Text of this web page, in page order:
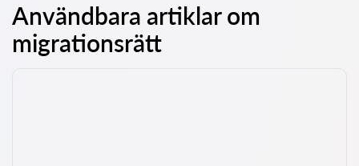
Användbara artiklar om
migrationsrätt